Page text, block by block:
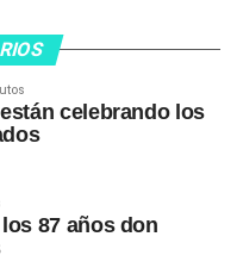
celebrando los
87 años don